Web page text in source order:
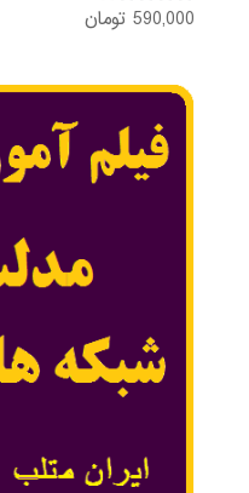
نمره
590,000 تومان